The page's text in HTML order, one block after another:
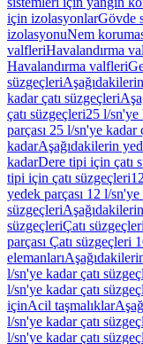
için izolasyonlarGövde
izolasyonuNem
valfleriHavalandırma
Havalandırma valfleri
süzgeçleri
kadar çatı süzgeçleri
çatı süzgeçleri25 l/sn'ye
parçası 25 l/sn'ye kadar
kadarAşağıdakilerin
kadarDere tipi için çatı
tipi için çatı süzgeçleri
yedek parçası 12 l/
süzgeçleri
süzgeçleriÇatı
parçası Çatı süzgeçleri
elemanları
l/sn'ye kadar çatı
l/sn'ye kadar çatı
içinAcil taşmalıklar
l/sn'ye kadar çatı
l/sn'ye kadar çatı